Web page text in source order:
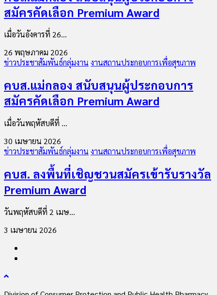
สมัครคัดเลือก Premium Award
เมื่อวันอังคารที่ 26...
26 พฤษภาคม 2026
ข่าวประชาสัมพันธ์กลุ่มงาน งานสถานประกอบการเพื่อสุขภาพ
คบส.แม่กลอง สนับสนุนผู้ประกอบการ
สมัครคัดเลือก Premium Award
เมื่อวันพฤหัสบดีที่ ...
30 เมษายน 2026
ข่าวประชาสัมพันธ์กลุ่มงาน งานสถานประกอบการเพื่อสุขภาพ
คบส. ลงพื้นที่เชิญชวนสมัครเข้ารับรางวัล
Premium Award
วันพฤหัสบดีที่ 2 เมษ...
3 เมษายน 2026